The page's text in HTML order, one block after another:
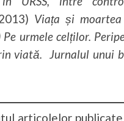
Viața și
urmele celților.
viată. Jurnalul unui
articolelor